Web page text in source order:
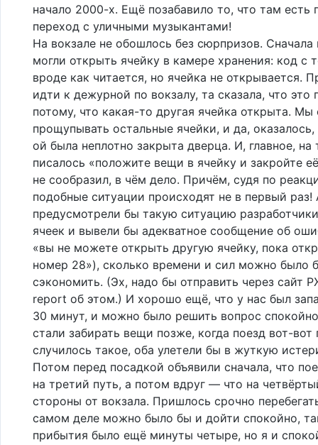
начало 2000-х. Ещё позабавило то, что там есть
переход с уличными музыкантами!
На вокзале не обошлось без сюрпризов. Сначала
могли открыть ячейку в камере хранения: код с
вроде как читается, но ячейка не открывается.
идти к дежурной по вокзалу, та сказала, что это
потому, что какая-то другая ячейка открыта. Мы
прощупывать остальные ячейки, и да,
ой была неплотно закрыта дверца. И, главное, на
писалось «положите вещи в ячейку и закройте
не сообразил, в чём дело. Причём, судя по
подобные ситуации происходят не в первый раз!
предусмотрели бы такую ситуацию
ячеек и вывели бы адекватное сообщение об
«вы не можете открыть другую ячейку, пока
номер 28»), сколько времени и сил можно было
сэкономить. (Эх, надо бы отправить через сайт
report об этом.) И хорошо ещё, что у нас был
30 минут, и можно было решить вопрос
стали забирать вещи позже, когда поезд вот-вот
случилось такое, оба улетели бы в жуткую
Потом перед посадкой объявили сначала, что
на третий путь, а потом вдруг — что на
стороны от вокзала. Пришлось срочно
самом деле можно было бы и дойти спокойно,
прибытия было ещё минуты четыре, но я и